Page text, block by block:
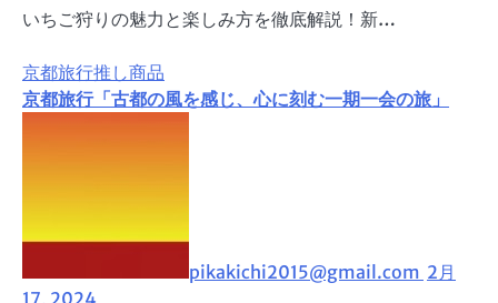
いちご狩りの魅力と楽しみ方を徹底解説！新…
京都旅行推し商品
京都旅行「古都の風を感じ、心に刻む一期一会の旅」
pikakichi2015@gmail.com 2月